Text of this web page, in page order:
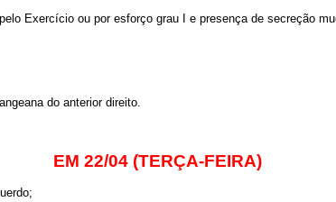
Exercício ou por esforço grau I e presença de secreção
do anterior direito.
EM 22/04 (TERÇA-FEIRA)